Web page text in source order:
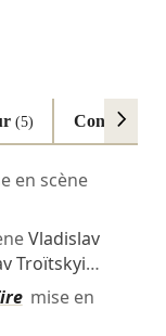
(5) Conception
en scène
Vladislav
Troïtskyi…
mise en